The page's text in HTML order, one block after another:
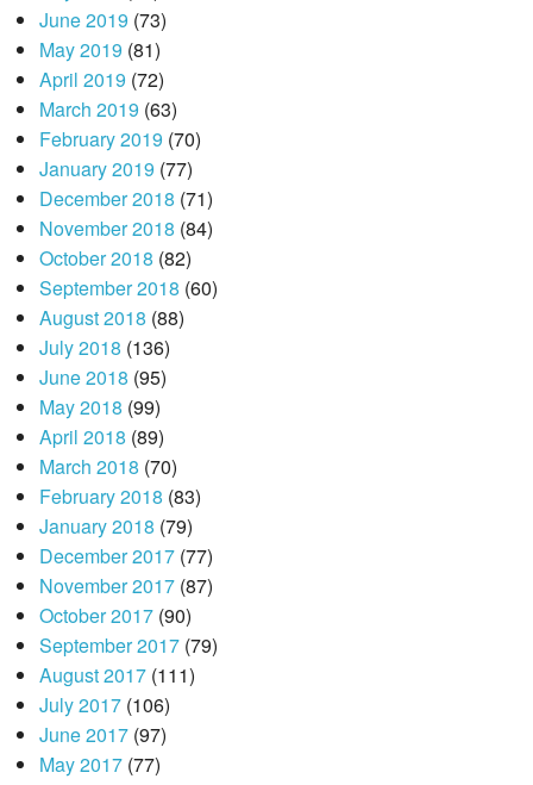
June 2019 (73)
May 2019 (81)
April 2019 (72)
March 2019 (63)
February 2019 (70)
January 2019 (77)
December 2018 (71)
November 2018 (84)
October 2018 (82)
September 2018 (60)
August 2018 (88)
July 2018 (136)
June 2018 (95)
May 2018 (99)
April 2018 (89)
March 2018 (70)
February 2018 (83)
January 2018 (79)
December 2017(77)
November 2017(87)
October 2017(90)
September 2017(79)
August 2017(111)
July 2017(106)
June 2017(97)
May 2017(77)